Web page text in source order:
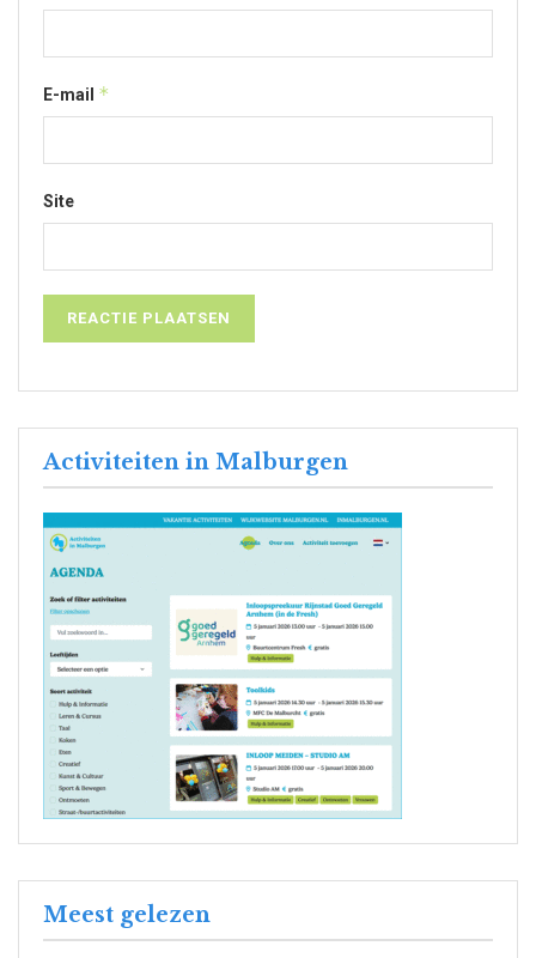
E-mail *
Site
Activiteiten in Malburgen
Meest gelezen